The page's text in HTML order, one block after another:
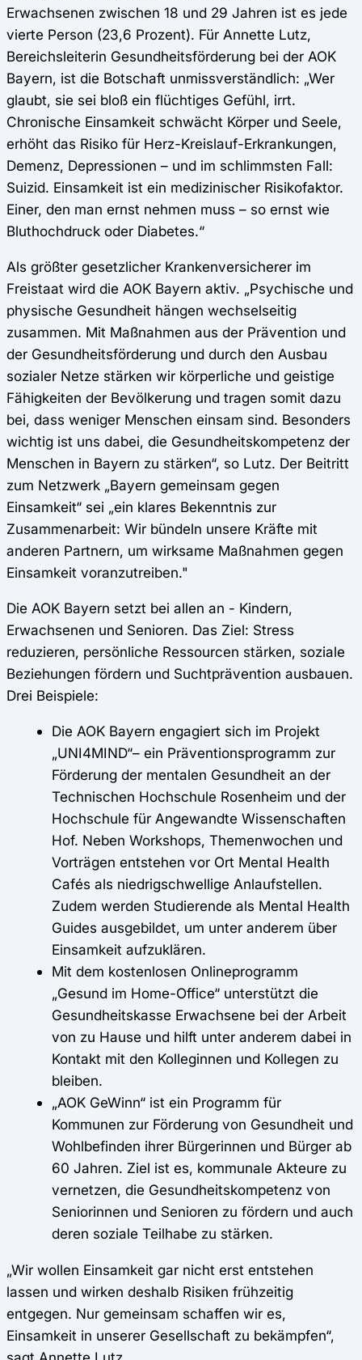
Erwachsenen zwischen 18 und 29 Jahren ist es jede
vierte Person (23,6 Prozent). Für Annette Lutz,
Bereichsleiterin Gesundheitsförderung bei der AOK
Bayern, ist die Botschaft unmissverständlich: „Wer
glaubt, sie sei bloß ein flüchtiges Gefühl, irrt.
Chronische Einsamkeit schwächt Körper und Seele,
erhöht das Risiko für Herz-Kreislauf-Erkrankungen,
Demenz, Depressionen – und im schlimmsten Fall:
Suizid. Einsamkeit ist ein medizinischer Risikofaktor.
Einer, den man ernst nehmen muss – so ernst wie
Bluthochdruck oder Diabetes.“
Als größter gesetzlicher Krankenversicherer im
Freistaat wird die AOK Bayern aktiv. „Psychische und
physische Gesundheit hängen wechselseitig
zusammen. Mit Maßnahmen aus der Prävention und
der Gesundheitsförderung und durch den Ausbau
sozialer Netze stärken wir körperliche und geistige
Fähigkeiten der Bevölkerung und tragen somit dazu
bei, dass weniger Menschen einsam sind. Besonders
wichtig ist uns dabei, die Gesundheitskompetenz der
Menschen in Bayern zu stärken“, so Lutz. Der Beitritt
zum Netzwerk „Bayern gemeinsam gegen
Einsamkeit“ sei „ein klares Bekenntnis zur
Zusammenarbeit: Wir bündeln unsere Kräfte mit
anderen Partnern, um wirksame Maßnahmen gegen
Einsamkeit voranzutreiben."
Die AOK Bayern setzt bei allen an - Kindern,
Erwachsenen und Senioren. Das Ziel: Stress
reduzieren, persönliche Ressourcen stärken, soziale
Beziehungen fördern und Suchtprävention ausbauen.
Drei Beispiele:
Die AOK Bayern engagiert sich im Projekt
„UNI4MIND“– ein Präventionsprogramm zur
Förderung der mentalen Gesundheit an der
Technischen Hochschule Rosenheim und der
Hochschule für Angewandte Wissenschaften
Hof. Neben Workshops, Themenwochen und
Vorträgen entstehen vor Ort Mental Health
Cafés als niedrigschwellige Anlaufstellen.
Zudem werden Studierende als Mental Health
Guides ausgebildet, um unter anderem über
Einsamkeit aufzuklären.
Mit dem kostenlosen Onlineprogramm
„Gesund im Home-Office“ unterstützt die
Gesundheitskasse Erwachsene bei der Arbeit
von zu Hause und hilft unter anderem dabei in
Kontakt mit den Kolleginnen und Kollegen zu
bleiben.
„AOK GeWinn“ ist ein Programm für
Kommunen zur Förderung von Gesundheit und
Wohlbefinden ihrer Bürgerinnen und Bürger ab
60 Jahren. Ziel ist es, kommunale Akteure zu
vernetzen, die Gesundheitskompetenz von
Seniorinnen und Senioren zu fördern und auch
deren soziale Teilhabe zu stärken.
„Wir wollen Einsamkeit gar nicht erst entstehen
lassen und wirken deshalb Risiken frühzeitig
entgegen. Nur gemeinsam schaffen wir es,
Einsamkeit in unserer Gesellschaft zu bekämpfen“,